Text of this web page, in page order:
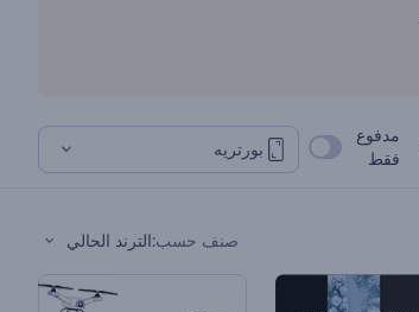
مدفوع
فقط
بورتريه
صنف حسب:الترند الحالي